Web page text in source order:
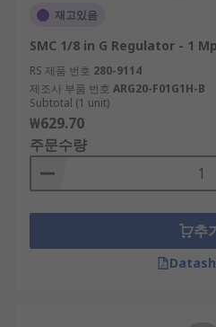
재고있음
SMC 1/8 in G Regulator - 1
RS 제품 번호 280-9114
제조사 부품 번호 ARG20-F01G1H-B
Subtotal (1 unit)
₩629.70
주문수량
추